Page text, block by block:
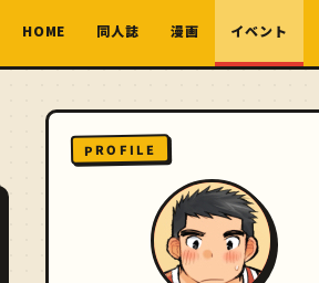
HOME 同人誌 漫画 イベント
PROFILE